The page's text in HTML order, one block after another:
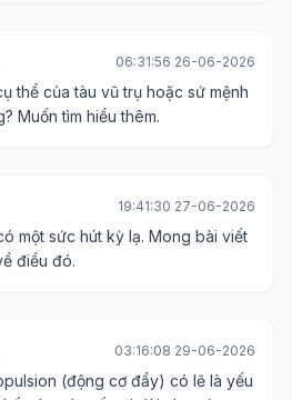
06:31:56 26-06-2026
thể của tàu vũ trụ hoặc sứ mệnh
Muốn tìm hiểu thêm.
19:41:30 27-06-2026
một sức hút kỳ lạ. Mong bài viết
điều đó.
03:16:08 29-06-2026
(động cơ đẩy) có lẽ là yếu